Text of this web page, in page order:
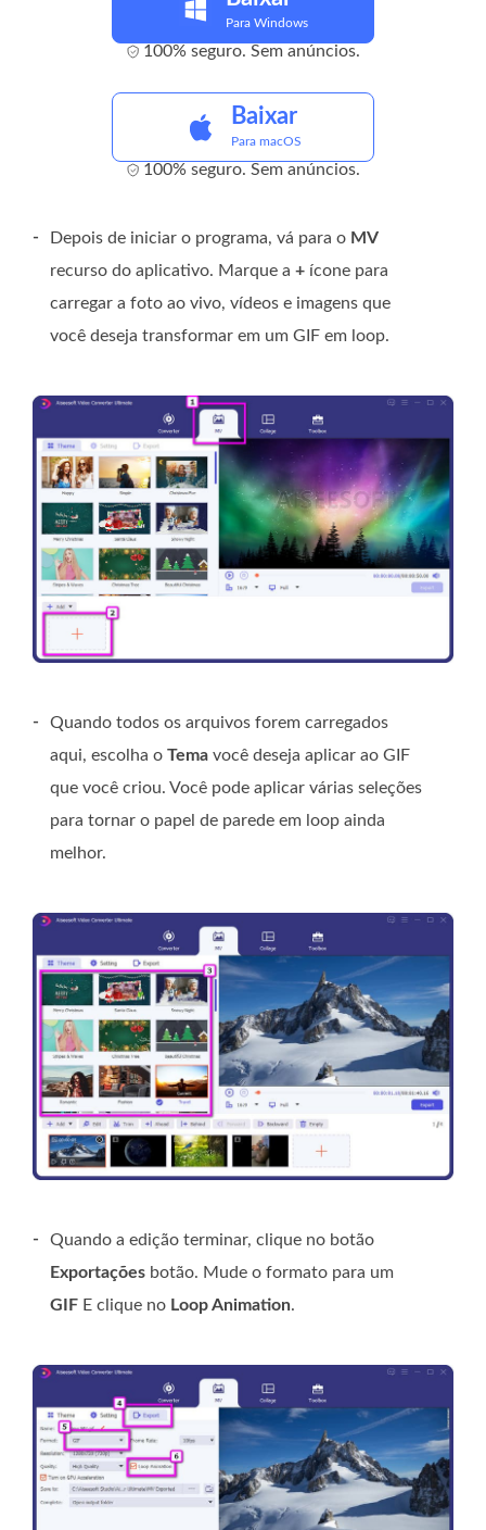
Para Windows
100% seguro. Sem anúncios.
Baixar
Para macOS
100% seguro. Sem anúncios.
- Depois de iniciar o programa, vá para o MV
recurso do aplicativo. Marque a + ícone para
carregar a foto ao vivo, vídeos e imagens que
você deseja transformar em um GIF em loop.
-
Quando todos os arquivos forem carregados
aqui, escolha o Tema você deseja aplicar ao GIF
que você criou. Você pode aplicar várias seleções
para tornar o papel de parede em loop ainda
melhor.
-
Quando a edição terminar, clique no botão
Exportações botão. Mude o formato para um
GIF E clique no Loop Animation.